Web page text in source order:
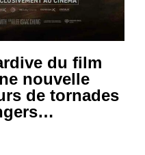
du film
nouvelle
de tornades